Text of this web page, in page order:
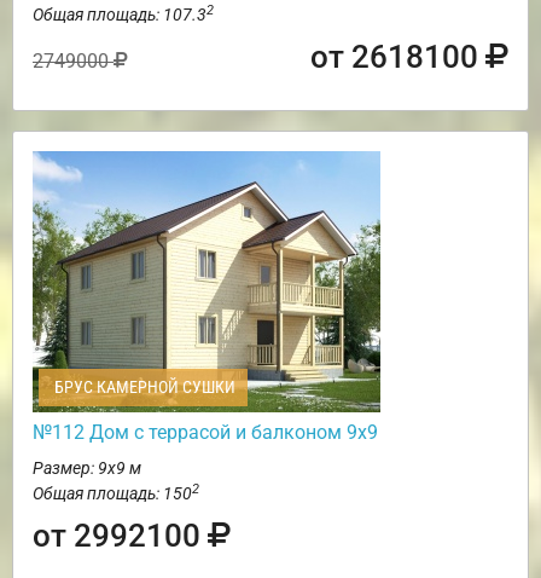
Общая площадь: 107.32
2749000 от 2618100
БРУС КАМЕРНОЙ СУШКИ
№112 Дом с террасой и балконом 9х9
Размер: 9х9 м
Общая площадь: 1502
от 2992100